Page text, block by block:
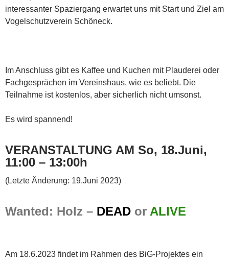
interessanter Spaziergang erwartet uns mit Start und Ziel am
Vogelschutzverein Schöneck.
Im Anschluss gibt es Kaffee und Kuchen mit Plauderei oder
Fachgesprächen im Vereinshaus, wie es beliebt. Die
Teilnahme ist kostenlos, aber sicherlich nicht umsonst.
Es wird spannend!
VERANSTALTUNG AM So, 18.Juni,
11:00 – 13:00h
(Letzte Änderung: 19.Juni 2023)
Wanted: Holz – DEAD or ALIVE
Am 18.6.2023 findet im Rahmen des BiG-Projektes ein